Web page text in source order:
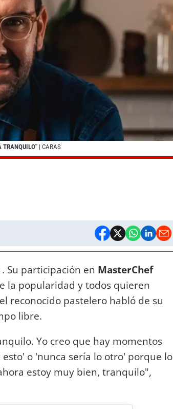
TRANQUILO" | CARAS
Su participación en MasterChef
la popularidad y todos quieren
reconocido pastelero habló de su
libre.
Yo creo que hay momentos
o 'nunca sería lo otro' porque lo
estoy muy bien, tranquilo",